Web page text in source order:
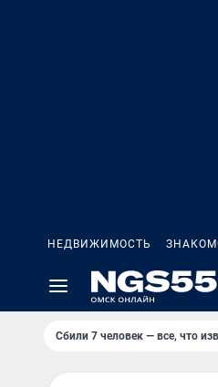
НЕДВИЖИМОСТЬ
Сбили 7 человек — все, что